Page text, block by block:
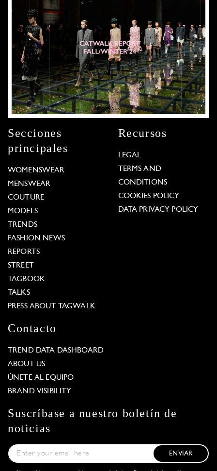
Secciones
principales
WOMENSWEAR
MENSWEAR
COUTURE
MODELS
TRENDS
FASHION NEWS
REPORTS
STREET
TAGBOOK
TALKS
PRESS ABOUT TAGWALK
Recursos
LEGAL
TERMS AND
CONDITIONS
COOKIES POLICY
DATA PRIVACY POLICY
Contacto
TREND DATA DASHBOARD
ABOUT US
ÚNETE AL EQUIPO
BRAND VISIBILITY
Suscríbase a nuestro boletín de
noticias
ENVIAR